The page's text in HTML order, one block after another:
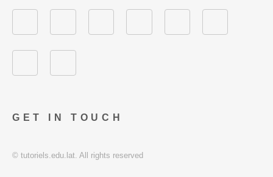
GET IN TOUCH
© tutoriels.edu.lat. All rights reserved